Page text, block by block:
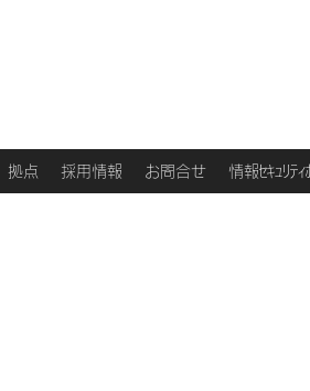
拠点 採用情報 お問合せ 情報ｾｷｭﾘﾃｨ